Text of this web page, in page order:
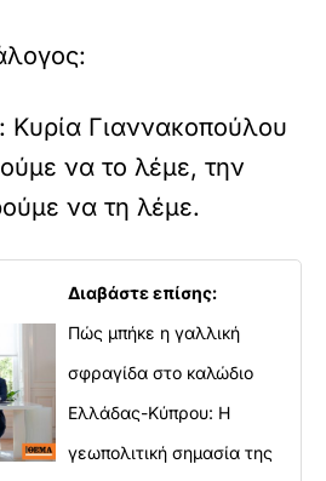
: Κυρία Γιαννακοπούλου
να το λέμε, την
να τη λέμε.
Διαβάστε επίσης:
Πώς μπήκε η γαλλική
σφραγίδα στο καλώδιο
Ελλάδας-Κύπρου: Η
γεωπολιτική σημασία της